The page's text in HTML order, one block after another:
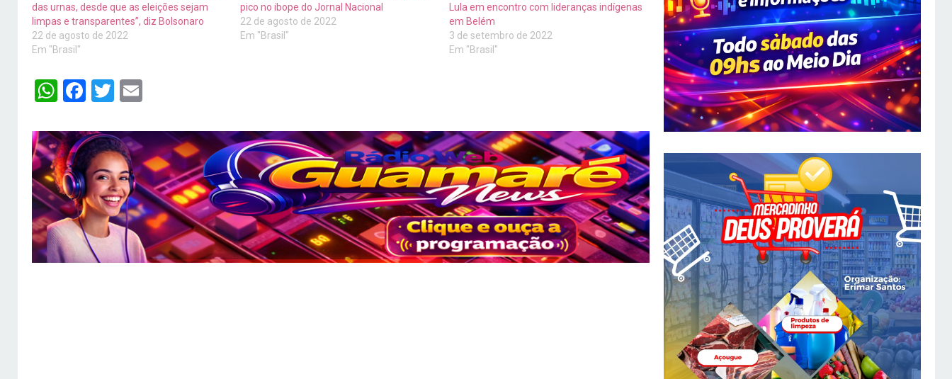
das urnas, desde que as eleições sejam
limpas e transparentes”, diz Bolsonaro
22 de agosto de 2022
Em "Brasil"
pico no ibope do Jornal Nacional
22 de agosto de 2022
Em "Brasil"
Lula em encontro com lideranças indígenas
em Belém
3 de setembro de 2022
Em "Brasil"
WhatsApp
Facebook
Twitter
Email